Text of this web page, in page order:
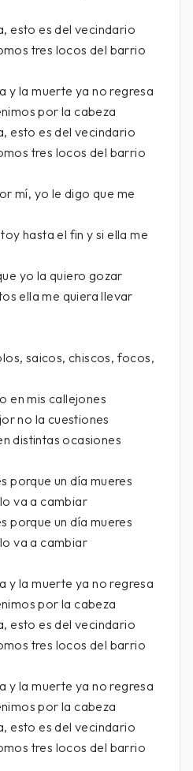
esto es del vecindario
tres locos del barrio
y la muerte ya no regresa
por la cabeza
esto es del vecindario
tres locos del barrio
mí, yo le digo que me
hasta el fin y si ella me
yo la quiero gozar
ella me quiera llevar
saicos, chiscos, focos,
en mis callejones
no la cuestiones
distintas ocasiones
porque un día mueres
va a cambiar
porque un día mueres
va a cambiar
y la muerte ya no regresa
por la cabeza
esto es del vecindario
tres locos del barrio
y la muerte ya no regresa
por la cabeza
esto es del vecindario
tres locos del barrio